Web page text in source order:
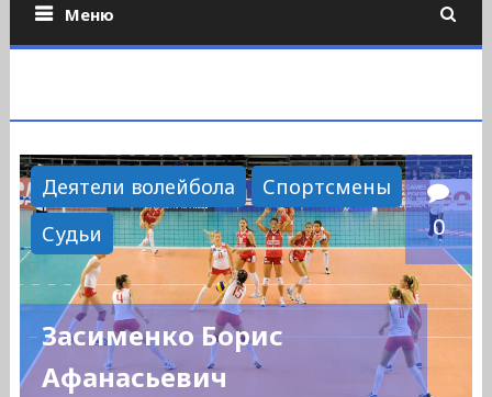
Меню
Деятели волейбола
Спортсмены
Судьи
0
Засименко Борис
Афанасьевич